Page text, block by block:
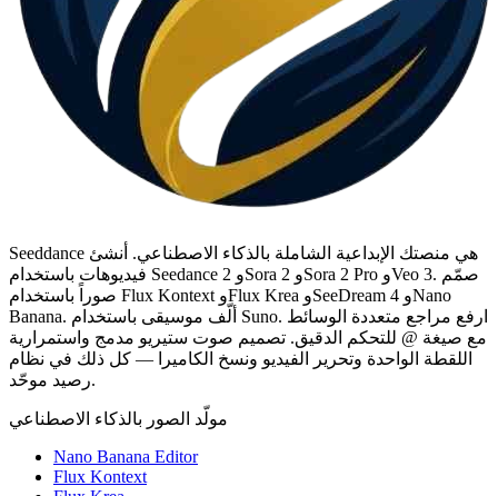
Seeddance هي منصتك الإبداعية الشاملة بالذكاء الاصطناعي. أنشئ
فيديوهات باستخدام Seedance 2 وSora 2 وSora 2 Pro وVeo 3. صمّم
صوراً باستخدام Flux Kontext وFlux Krea وSeeDream 4 وNano
Banana. ألّف موسيقى باستخدام Suno. ارفع مراجع متعددة الوسائط
مع صيغة @ للتحكم الدقيق. تصميم صوت ستيريو مدمج واستمرارية
اللقطة الواحدة وتحرير الفيديو ونسخ الكاميرا — كل ذلك في نظام
رصيد موحّد.
مولّد الصور بالذكاء الاصطناعي
Nano Banana Editor
Flux Kontext